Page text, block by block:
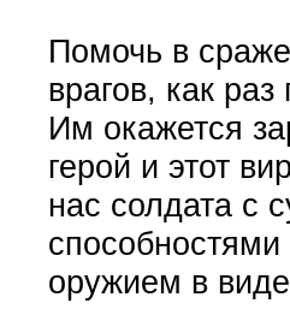
Помочь в
врагов, как
Им окажется
герой и этот
нас солдата с
оружием в